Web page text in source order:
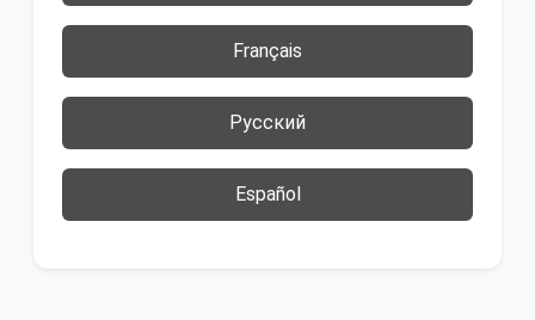
Français
Русский
Español